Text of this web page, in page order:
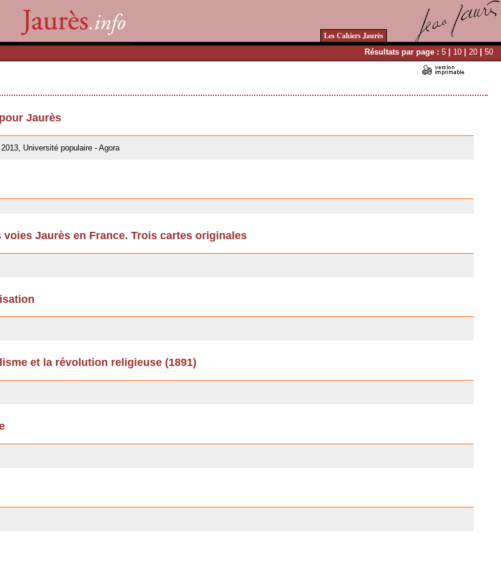
Les Cahiers Jaurès
Résultats par page : 5 | 10 | 20 | 50
Jaurès
Université populaire - Agora
Jaurès en France. Trois cartes originales
et la révolution religieuse (1891)